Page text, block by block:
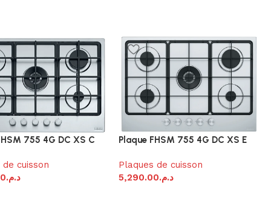
755 4G DC XS C
de cuisson
د.م.
Plaque FHSM 755 4G DC XS E
Plaques de cuisson
د.م.5,290.00